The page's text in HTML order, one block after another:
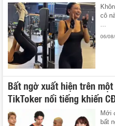
cô
...
06/
Bất ngờ xuất hiện trên
TikToker nổi tiếng khiến
Mới
bất